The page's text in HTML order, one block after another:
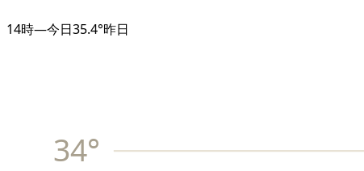
14時—今日35.4°昨日
34°